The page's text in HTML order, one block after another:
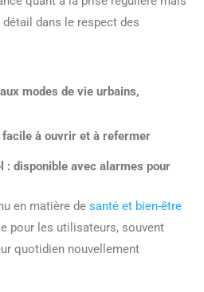
dans le respect des
modes de vie urbains,
à ouvrir et à refermer
: disponible avec alarmes pour
en matière de santé et bien-être
pour les utilisateurs, souvent
quotidien nouvellement